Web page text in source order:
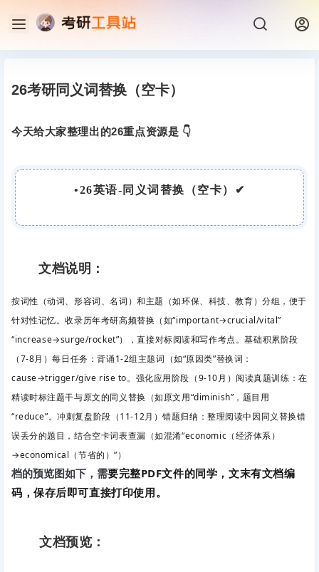
26考研同义词替换（空卡）
今天给大家整理出的26重点资源是 👇
•26英语-同义词替换（空卡） ✔
文档说明：
按词性（动词、形容词、名词）和主题（如环保、科技、教育）分组，便于
针对性记忆。收录历年考研高频替换（如“important→crucial/vital”
“increase→surge/rocket”），直接对标阅读和写作考点。基础积累阶段
（7-8月）每日任务 ：背诵1-2组主题词（如“原因类”替换词：
cause→trigger/give rise to。强化应用阶段（9-10月）阅读真题训练 ：在
精读时标注题干与原文的同义替换（如原文用“diminish”，题目用
“reduce”。冲刺复盘阶段（11-12月）错题归纳 ：整理阅读中因同义替换错
误丢分的题目，结合空卡词表查漏（如混淆“economic（经济体系）
→economical（节省的）”）
档的预览图如下，需要完整PDF文件的同学，文末有文档编
码，保存后即可直接打印使用。
文档预览：